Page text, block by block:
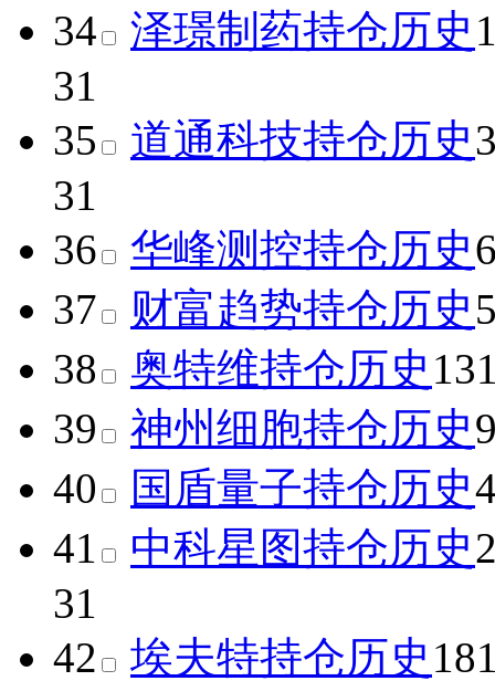
34
泽璟制药持仓历史
31
35
道通科技持仓历史
31
36
华峰测控持仓历史
37
财富趋势持仓历史
38
奥特维持仓历史
39
神州细胞持仓历史
40
国盾量子持仓历史
41
中科星图持仓历史
31
42
埃夫特持仓历史